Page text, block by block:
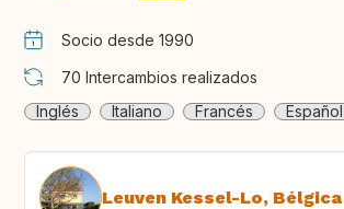
Socio desde 1990
70 Intercambios realizados
Inglés
Italiano Francés Español
Leuven Kessel-Lo, Bélgica